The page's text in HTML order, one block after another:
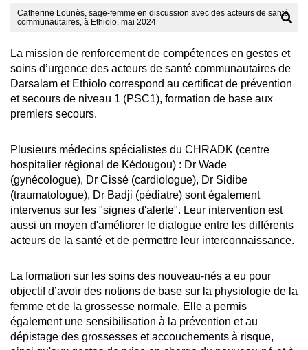
Catherine Lounès, sage-femme en discussion avec des acteurs de santé
communautaires, à Ethiolo, mai 2024
La mission de renforcement de compétences en gestes et
soins d’urgence des acteurs de santé communautaires de
Darsalam et Ethiolo correspond au certificat de prévention
et secours de niveau 1 (PSC1), formation de base aux
premiers secours.
Plusieurs médecins spécialistes du CHRADK (centre
hospitalier régional de Kédougou) : Dr Wade
(gynécologue), Dr Cissé (cardiologue), Dr Sidibe
(traumatologue), Dr Badji (pédiatre) sont également
intervenus sur les "signes d'alerte". Leur intervention est
aussi un moyen d'améliorer le dialogue entre les différents
acteurs de la santé et de permettre leur interconnaissance.
La formation sur les soins des nouveau-nés a eu pour
objectif d’avoir des notions de base sur la physiologie de la
femme et de la grossesse normale. Elle a permis
également une sensibilisation à la prévention et au
dépistage des grossesses et accouchements à risque,